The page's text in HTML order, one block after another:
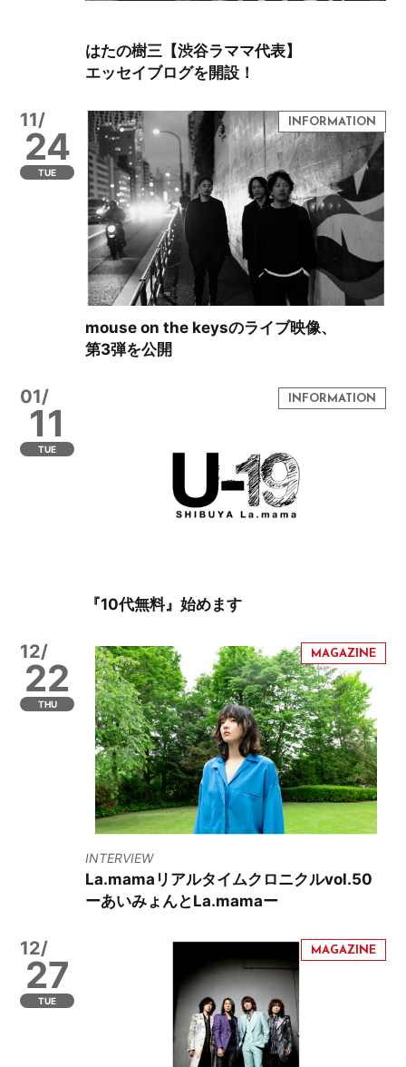
はたの樹三【渋谷ラママ代表】
エッセイブログを開設！
11/
24
TUE
mouse on the keysのライブ映像、
第3弾を公開
01/
11
TUE
『10代無料』始めます
12/
22
THU
INTERVIEW
La.mamaリアルタイムクロニクルvol.50
ーあいみょんとLa.mamaー
12/
27
TUE